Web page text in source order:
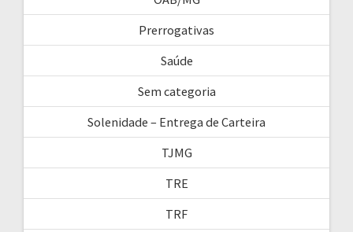
Prerrogativas
Saúde
Sem categoria
Solenidade – Entrega de Carteira
TJMG
TRE
TRF